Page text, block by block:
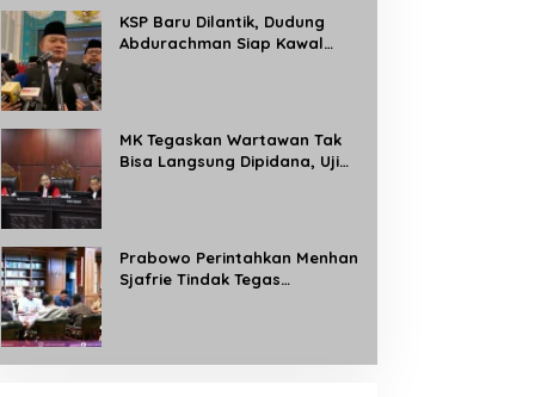
KSP Baru Dilantik, Dudung
Abdurachman Siap Kawal
MK Tegaskan Wartawan Tak
Bisa Langsung Dipidana, Uji
Prabowo Perintahkan Menhan
Sjafrie Tindak Tegas